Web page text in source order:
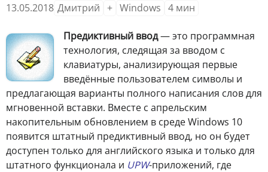
13.05.2018 Дмитрий + Windows 4 мин
Предиктивный ввод— это программная
технология, следящая за вводом с
клавиатуры, анализирующая первые
введённые пользователем символы и
предлагающая варианты полного написания слов для
мгновенной вставки. Вместе с апрельским
накопительным обновлением в среде Windows 10
появится штатный предиктивный ввод, но он будет
доступен только для английского языка и только для
штатного функционала и UPW-приложений, где